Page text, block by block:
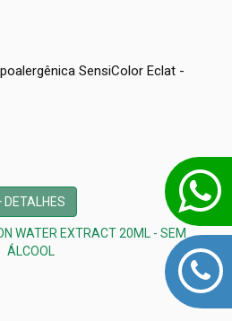
SensiColor Eclat -
DETALHES